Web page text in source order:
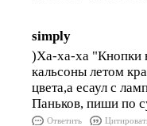
simply
)Ха-ха-ха "Кнопки
кальсоны летом
цвета,а есаул с
Паньков, пиши по
Ответить